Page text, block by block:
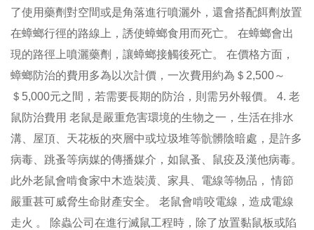
了使用藥劑對空間或是角落進行噴灑外，還會搭配餌劑放置
在蟑螂行徑的路線上，誘使蟑螂食用而死亡。 在蟑螂會出
現的路徑上噴灑藥劑，讓蟑螂接觸後死亡。 在價格方面，
蟑螂防治的費用多為以次計價，一次費用約為＄2,500～
＄5,000元之間，若需要長期的防治，則需另外報價。 4. 老
鼠防治費用 老鼠是嚴重危害環境的生物之一，生活在排水
溝、屋頂、天花板的夾層中或垃圾堆等骯髒陰暗處，是許多
病毒、跳蚤等病媒的傳播媒介，如鼠蚤、鼠疫及漢他病毒。
此外老鼠會啃食家中木造裝潢、家具、電線等物品， 情節
嚴重甚可威脅生命財產安全。 老鼠會啃咬電線，造成電線
走火 。 除蟲公司在進行滅鼠工程時，除了放置黏鼠板或陷